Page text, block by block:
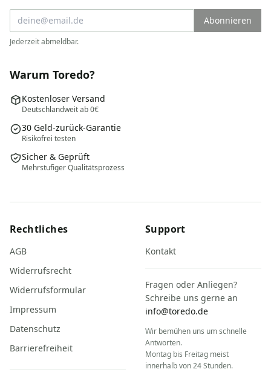
Abonnieren
Jederzeit abmeldbar.
Warum Toredo?
Kostenloser Versand
Deutschlandweit ab 0€
30 Geld-zurück-Garantie
Risikofrei testen
Sicher & Geprüft
Mehrstufiger Qualitätsprozess
Rechtliches
AGB
Widerrufsrecht
Widerrufsformular
Impressum
Datenschutz
Barrierefreiheit
Support
Kontakt
Fragen oder Anliegen?
Schreibe uns gerne an
info@toredo.de
Wir bemühen uns um schnelle
Antworten.
Montag bis Freitag meist
innerhalb von 24 Stunden.